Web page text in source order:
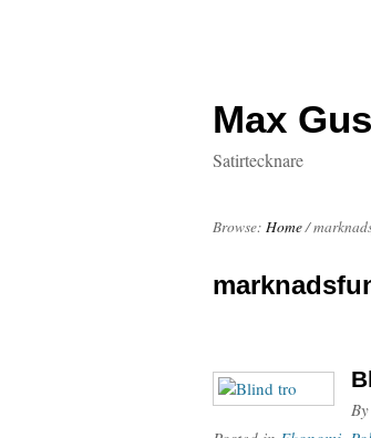
Max
Satirtecknare
Browse: Home/
By